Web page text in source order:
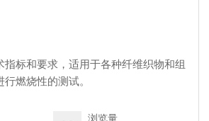
标和要求，适用于各种纤维织物和组
燃烧性的测试。
浏览量